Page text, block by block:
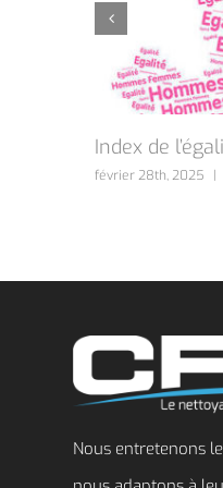
Index de
février 28th, 2025 |
Nous entretenons